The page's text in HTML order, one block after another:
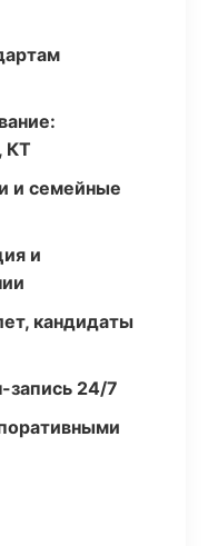
КТ
и семейные
и
кандидаты
запись 24/7